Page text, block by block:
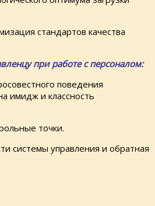
стандартов качества
при работе с персоналом:
поведения
имидж и классность
точки.
системы управления и обратная